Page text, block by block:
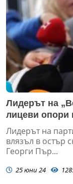
Лидерът на
лицеви опори
Лидерът на
влязъл в остър
Георги Пър...
25 юни 24